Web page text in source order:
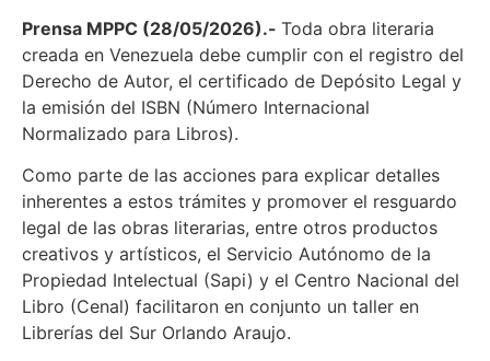
Prensa MPPC (28/05/2026).- Toda obra literaria
creada en Venezuela debe cumplir con el registro del
Derecho de Autor, el certificado de Depósito Legal y
la emisión del ISBN (Número Internacional
Normalizado para Libros).
Como parte de las acciones para explicar detalles
inherentes a estos trámites y promover el resguardo
legal de las obras literarias, entre otros productos
creativos y artísticos, el Servicio Autónomo de la
Propiedad Intelectual (Sapi) y el Centro Nacional del
Libro (Cenal) facilitaron en conjunto un taller en
Librerías del Sur Orlando Araujo.